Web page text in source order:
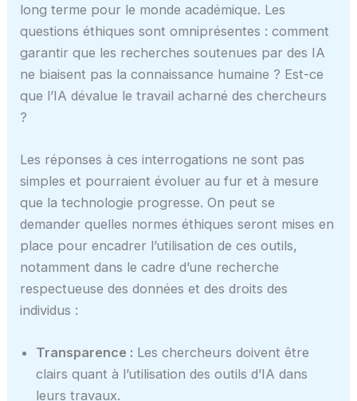
long terme pour le monde académique. Les
questions éthiques sont omniprésentes : comment
garantir que les recherches soutenues par des IA
ne biaisent pas la connaissance humaine ? Est-ce
que l’IA dévalue le travail acharné des chercheurs
?
Les réponses à ces interrogations ne sont pas
simples et pourraient évoluer au fur et à mesure
que la technologie progresse. On peut se
demander quelles normes éthiques seront mises en
place pour encadrer l’utilisation de ces outils,
notamment dans le cadre d’une recherche
respectueuse des données et des droits des
individus :
Transparence : Les chercheurs doivent être
clairs quant à l’utilisation des outils d’IA dans
leurs travaux.